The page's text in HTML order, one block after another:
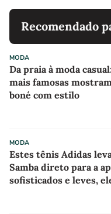
Recomendado
MODA
Da praia à moda
mais famosas
boné com estilo
MODA
Estes tênis Adidas
Samba direto para a
sofisticados e leves,